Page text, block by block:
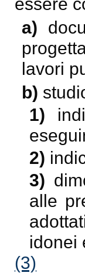
a)
lavori
b)
1)
2)
3)
alle
idonei
(3)